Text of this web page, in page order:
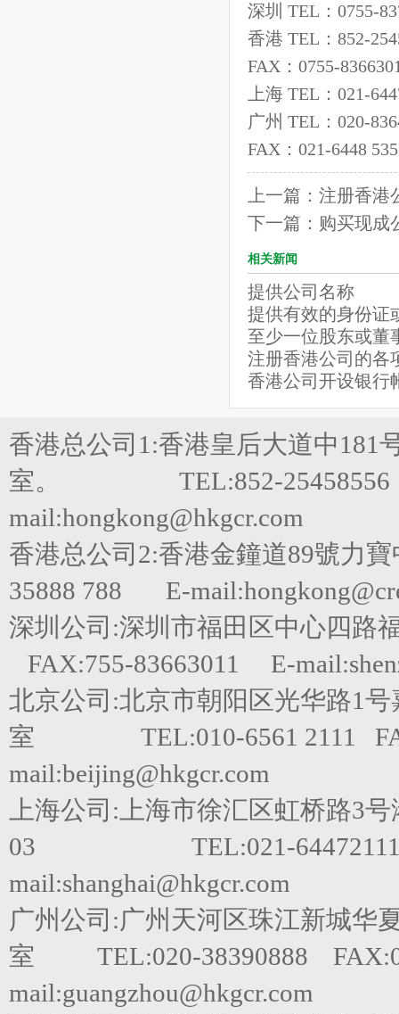
深圳 TEL：0755-
香港 TEL：852-
FAX：0755-
上海 TEL：021-
广州 TEL：020-
FAX：021-6448
上一篇： 注册香港
下一篇： 购买现成
相关新闻
提供公司名称
提供有效的身份证
至少一位股东或董
注册香港公司的各
香港公司开设银行
香港总公司1:香港皇后大道中181
室。 TEL:852-25458556
mail:hongkong@hkgcr.com
香港总公司2:香港金鐘道89
35888 788 E-
深圳公司:深圳市福田区中心四路
FAX:755-83663011 E-
北京公司:北京市朝阳区光华路1号
室 TEL:010-6561 2111
mail:beijing@hkgcr.com
上海公司:上海市徐汇区虹桥路3
03 TEL:021-64472111
mail:shanghai@hkgcr.com
广州公司:广州天河区珠江新城华
室 TEL:020-38390888
mail:guangzhou@hkgcr.com